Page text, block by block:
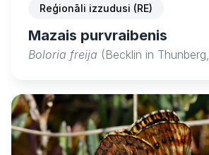
Reģionāli izzudusi (RE)
Mazais purvraibenis
Boloria freija (Becklin in